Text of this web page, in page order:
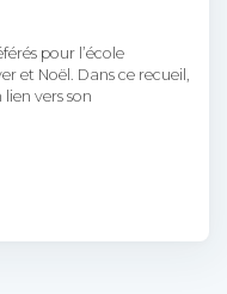
pour l’école
et Noël. Dans ce recueil,
vers son